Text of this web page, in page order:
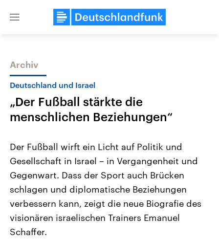
Close
Themen
Landtagswahl Sachsen-Anhalt
2026
Alle Informationen
Sachsen-Anhalt wählt am 6.
September 2026 einen neuen
Landtag. Seit 2021 wird das
Bundesland von einer Koalition aus
Umfragen, Prognosen,
USA
Aktuelle Beiträge,
Hintergründe
Wirtschaftlich und
gehören die Vereinigten
den mächtigsten Ländern
mit großem Einfluss auf
Archiv
Deutschland und Israel
„Der Fußball stärkte die
menschlichen Beziehungen“
Der Fußball wirft ein Licht auf Politik und
Gesellschaft in Israel – in Vergangenheit und
Gegenwart. Dass der Sport auch Brücken
schlagen und diplomatische Beziehungen
verbessern kann, zeigt die neue Biografie des
visionären israelischen Trainers Emanuel
Schaffer.